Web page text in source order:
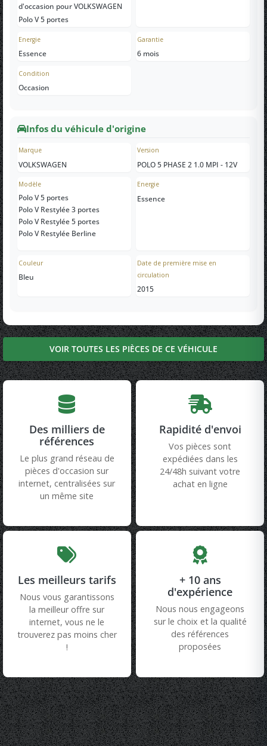
d'occasion pour VOLKSWAGEN
Polo V 5 portes
Energie
Essence
Garantie
6 mois
Condition
Occasion
Infos du véhicule d'origine
Marque
VOLKSWAGEN
Version
POLO 5 PHASE 2 1.0 MPI - 12V
Modèle
Polo V 5 portes
Polo V Restylée 3 portes
Polo V Restylée 5 portes
Polo V Restylée Berline
Energie
Essence
Couleur
Bleu
Date de première mise en
circulation
2015
VOIR TOUTES LES PIÈCES DE CE VÉHICULE
Des milliers de
références
Le plus grand réseau de
pièces d'occasion sur
internet, centralisées sur
un même site
Rapidité d'envoi
Vos pièces sont
expédiées dans les
24/48h suivant votre
achat en ligne
Les meilleurs tarifs
Nous vous garantissons
la meilleur offre sur
internet, vous ne le
trouverez pas moins cher
!
+ 10 ans
d'expérience
Nous nous engageons
sur le choix et la qualité
des références
proposées